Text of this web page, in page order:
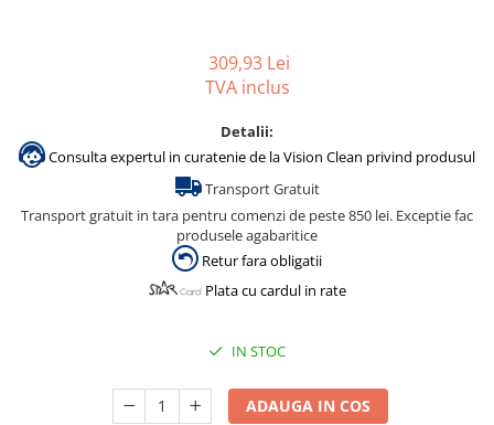
Detergenti rufe si tesaturi
Room Care
Dezinfectanti profesionali
Dezinfectanti maini
Dezinfectanti medicali profesionali
Dezinfectanti suprafete
Dispensere hartie igienica
309,93 Lei
TVA inclus
Detalii:
Consulta expertul in curatenie de la Vision Clean privind produsul
Transport Gratuit
Transport gratuit in tara pentru comenzi de peste 850 lei. Exceptie fac
produsele agabaritice
Retur fara obligatii
Plata cu cardul in rate
IN STOC
ADAUGA IN COS